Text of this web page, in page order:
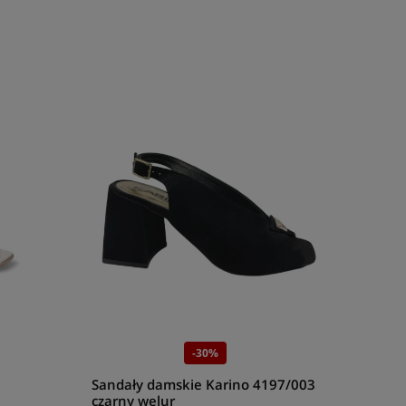
szczegóły i tworząca unikatowe damskie buty.
okazje.
Pistacjowe sandały Karino
na płaskiej, grubej
Karino
w tym wydaniu zapewniają maksymalną
Czarne sandały Karino na słupku
to dobry wybór
których królują garsonki, damskie marynarki czy też
złotych dodatków.
stylizacji, jak i na szczególne okazje. W ofercie nie
-30%
Sandały damskie Karino 4197/003
czarny welur